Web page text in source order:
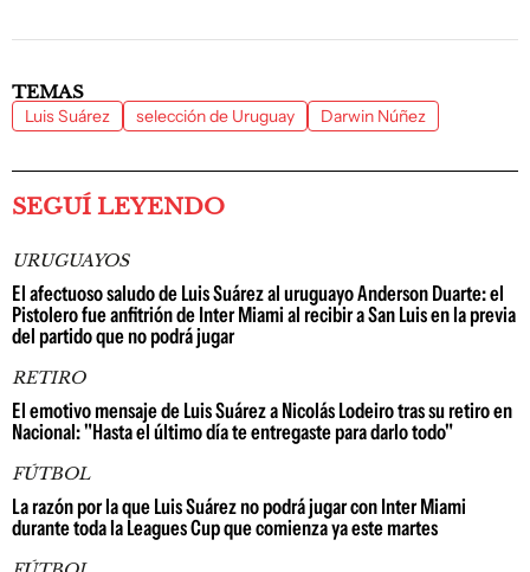
TEMAS
Luis Suárez selección de Uruguay Darwin Núñez
SEGUÍ LEYENDO
URUGUAYOS
El afectuoso saludo de Luis Suárez al uruguayo Anderson Duarte: el
Pistolero fue anfitrión de Inter Miami al recibir a San Luis en la previa
del partido que no podrá jugar
RETIRO
El emotivo mensaje de Luis Suárez a Nicolás Lodeiro tras su retiro en
Nacional: "Hasta el último día te entregaste para darlo todo"
FÚTBOL
La razón por la que Luis Suárez no podrá jugar con Inter Miami
durante toda la Leagues Cup que comienza ya este martes